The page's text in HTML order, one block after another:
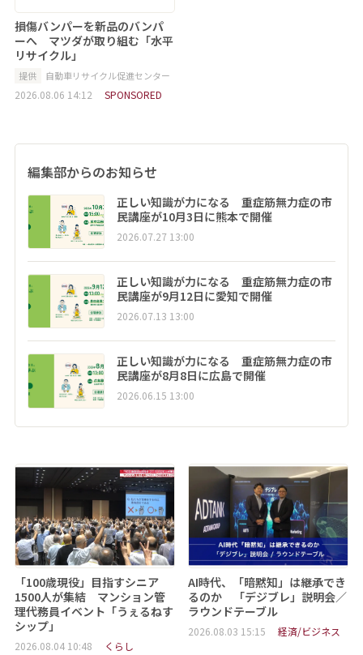
損傷バンパーを新品のバンパ
ーへ マツダが取り組む「水平
リサイクル」
提供 自動車リサイクル促進センター
2026.08.06 14:12 SPONSORED
編集部からのお知らせ
正しい知識が力になる 重症筋無力症の市
民講座が10月3日に熊本で開催
2026.07.27 13:00
正しい知識が力になる 重症筋無力症の市
民講座が9月12日に愛知で開催
2026.07.13 13:00
正しい知識が力になる 重症筋無力症の市
民講座が8月8日に広島で開催
2026.06.15 13:00
「100歳現役」目指すシニア
1500人が集結 マンション管
理代務員イベント「うぇるねす
シップ」
2026.08.04 10:48 くらし
AI時代、「暗黙知」は継承でき
るのか 「デジブレ」説明会／
ラウンドテーブル
2026.08.03 15:15 経済/ビジネス